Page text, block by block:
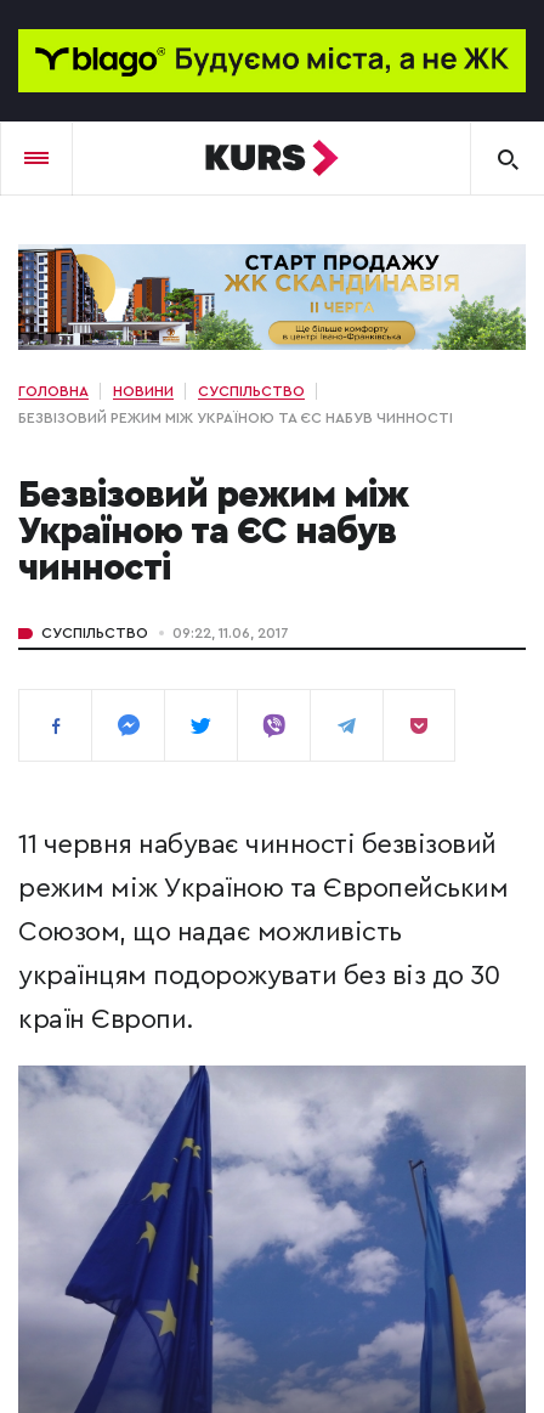
ГОЛОВНА НОВИНИ
СУСПІЛЬСТВО
БЕЗВІЗОВИЙ РЕЖИМ МІЖ УКРАЇНОЮ ТА ЄС НАБУВ ЧИННОСТІ
Безвізовий режим між
Україною та ЄС набув
чинності
СУСПІЛЬСТВО 09:22, 11.06, 2017
11 червня набуває чинності безвізовий
режим між Україною та Європейським
Союзом, що надає можливість
українцям подорожувати без віз до 30
країн Європи.